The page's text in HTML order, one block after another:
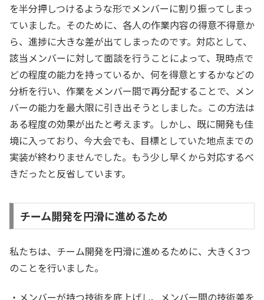
を半分押しつけるような形でメンバーに割り振ってしまっ
ていました。そのために、各人の作業内容の得意不得意か
ら、進捗に大きな差が出てしまったのです。対応として、
該当メンバーに対して面談を行うことによって、現時点で
どの程度の能力を持っているか、何を得意とするかなどの
分析を行い、作業をメンバー間で再分配することで、メン
バーの能力を最大限に引き出そうとしました。この方法は
ある程度の効果が出たと考えます。しかし、既に開発も佳
境に入っており、今大会でも、目標としていた地点までの
実装が終わりませんでした。もう少し早くから対応するべ
きだったと反省しています。
チーム開発を円滑に進めるため
私たちは、チーム開発を円滑に進めるために、大きく3つ
のことを行いました。